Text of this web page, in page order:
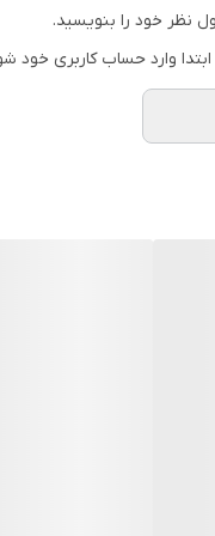
بر روی پوست
نظر خود را بنویسید.
وارد حساب کاربری خود